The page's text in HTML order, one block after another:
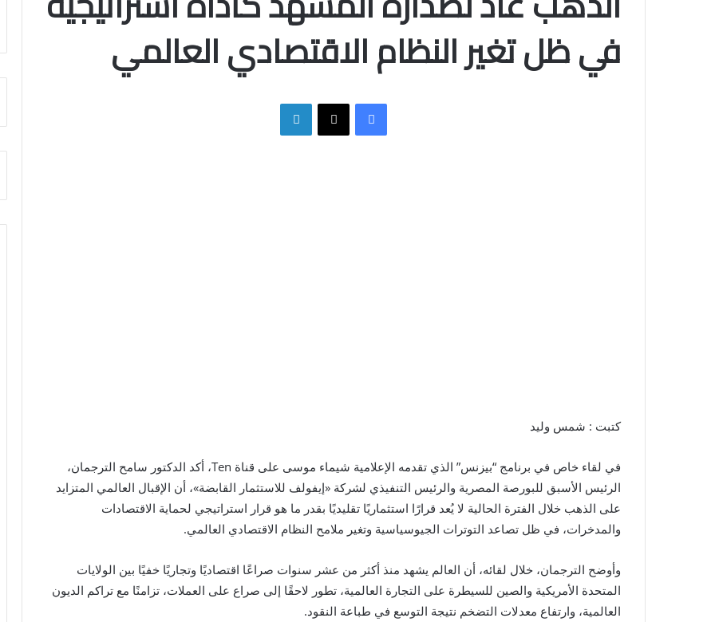
في ظل تغير النظام الاقتصادي العالمي
فيسبوك X
كتبت : شمس وليد
في لقاء خاص في برنامج “بيزنس” الذي تقدمه الإعلامية شيماء موسى على قناة Ten، أكد الدكتور سامح الترجمان،
الرئيس الأسبق للبورصة المصرية والرئيس التنفيذي لشركة «إيفولف للاستثمار القابضة»، أن الإقبال العالمي المتزايد
على الذهب خلال الفترة الحالية لا يُعد قرارًا استثماريًا تقليديًا بقدر ما هو قرار استراتيجي لحماية الاقتصادات
والمدخرات، في ظل تصاعد التوترات الجيوسياسية وتغير ملامح النظام الاقتصادي العالمي.
وأوضح الترجمان، خلال لقائه، أن العالم يشهد منذ أكثر من عشر سنوات صراعًا اقتصاديًا وتجاريًا خفيًا بين الولايات
المتحدة الأمريكية والصين للسيطرة على التجارة العالمية، تطور لاحقًا إلى صراع على العملات، تزامنًا مع تراكم الديون
العالمية، وارتفاع معدلات التضخم نتيجة التوسع في طباعة النقود.